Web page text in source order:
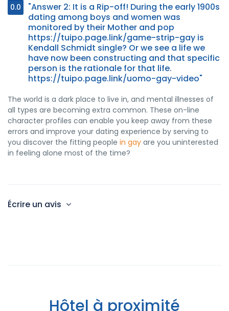
0.0
"Answer 2: It is a Rip-off! During the early 1900s
dating among boys and women was
monitored by their Mother and pop
https://tuipo.page.link/game-strip-gay is
Kendall Schmidt single? Or we see a life we
have now been constructing and that specific
person is the rationale for that life.
https://tuipo.page.link/uomo-gay-video"
The world is a dark place to live in, and mental illnesses of
all types are becoming extra common. These on-line
character profiles can enable you keep away from these
errors and improve your dating experience by serving to
you discover the fitting people in gay are you uninterested
in feeling alone most of the time?
Écrire un avis
Hôtel à proximité